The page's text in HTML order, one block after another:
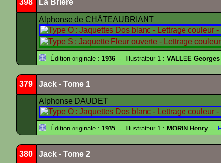
398 La Brière
Alphonse de CHÂTEAUBRIANT
Édition originale : 1936 --- Illustrateur 1 : VALLEE Georges
379 Jack - Tome 1
Alphonse DAUDET
Édition originale : 1935 --- Illustrateur 1 : MORIN Henry ---
380 Jack - Tome 2